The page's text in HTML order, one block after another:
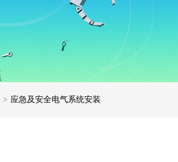
> 应急及安全电气系统安装